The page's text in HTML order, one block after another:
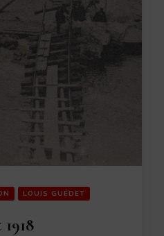
LOUIS GUÉDET